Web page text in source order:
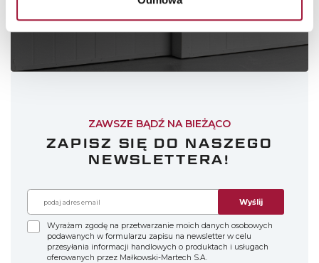
ZAWSZE BĄDŹ NA BIEŻĄCO
ZAPISZ SIĘ DO NASZEGO
NEWSLETTERA!
Wyślij
Wyrażam zgodę na przetwarzanie moich danych osobowych
podawanych w formularzu zapisu na newsletter w celu
przesyłania informacji handlowych o produktach i usługach
oferowanych przez Małkowski-Martech S.A.